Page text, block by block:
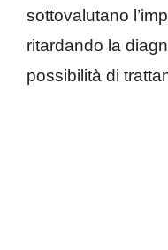
sottovalutano
ritardando la
possibilità di